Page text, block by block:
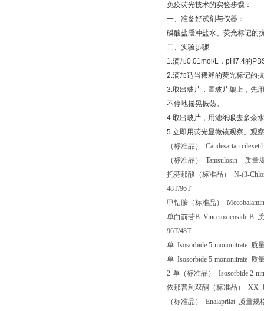
免疫荧光技术的实验步骤：
一、准备好试剂与仪器：
磷酸盐缓冲盐水、荧光标记的
二、实验步骤
1.滴加0.01mol/L ， pH7.4的
2.滴加适当稀释的荧光标记的
3.取出玻片，置玻片架上，先用
不停地摇晃振荡。
4.取出玻片，用滤纸吸去多余
5.立即用荧光显微镜观察。观
（标准品）
Candesartan
（标准品）
Tamsulosin 质量
托芬那酸（标准品）
N-(3-
48T/96T
甲钴胺（标准品）
单白前苷B Vincetoxicoside B
96T/48T
单 Isosorbide 5-mononitrate 质
单 Isosorbide 5-mononitrate 质
2-单（标准品）
Isosorbide 2-
依那普利双酮（标准品）
XX
（标准品）
Enalaprilat 质量规